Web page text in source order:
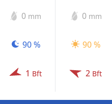
0 mm
90 %
1 Bft
0 mm
90 %
2 Bft